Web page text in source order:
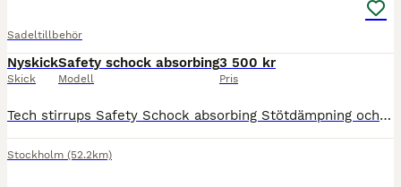
Sadeltillbehör
Nyskick
Skick
Safety schock absorbing
Modell
3 500 kr
Pris
Tech stirrups Safety Schock absorbing Stötdämpning och mycket bra grepp Silver I nyskick Frakt med spårbar PostNord ingår
Stockholm (52.2km)